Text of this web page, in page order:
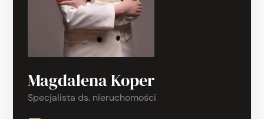
Magdalena Koper
Specjalista ds. nieruchomości